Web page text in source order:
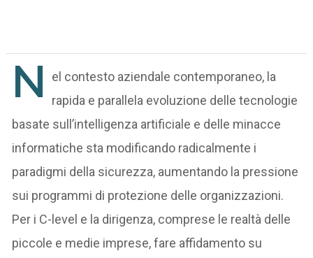
N
el contesto aziendale contemporaneo, la
rapida e parallela evoluzione delle tecnologie
basate sull’intelligenza artificiale e delle minacce
informatiche sta modificando radicalmente i
paradigmi della sicurezza, aumentando la pressione
sui programmi di protezione delle organizzazioni.
Per i C-level e la dirigenza, comprese le realtà delle
piccole e medie imprese, fare affidamento su